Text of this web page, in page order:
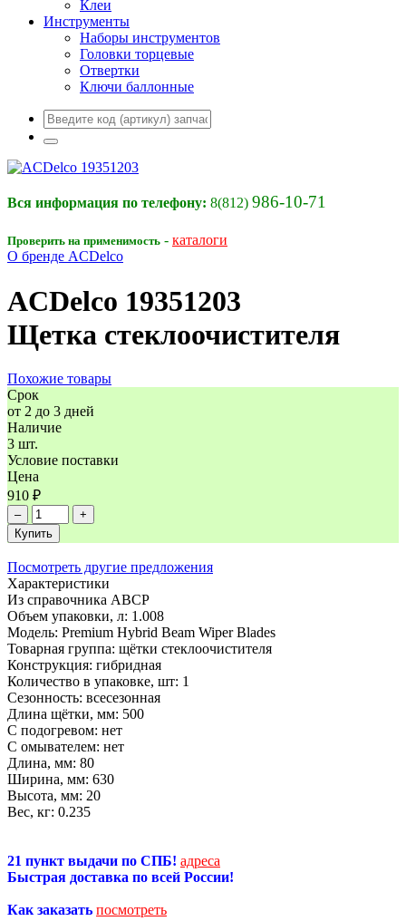
Клеи
Инструменты
Наборы инструментов
Головки торцевые
Отвертки
Ключи баллонные
Вся информация по телефону: 8(812) 986-10-71
Проверить на применимость - каталоги
О бренде ACDelco
ACDelco 19351203
Щетка стеклоочистителя
Похожие товары
Срок
от 2 до 3 дней
Наличие
3 шт.
Условие поставки
Цена
910 ₽
–
+
Купить
Посмотреть другие предложения
Характеристики
Из справочника ABCP
Объем упаковки, л: 1.008
Модель: Premium Hybrid Beam Wiper Blades
Товарная группа: щётки стеклоочистителя
Конструкция: гибридная
Количество в упаковке, шт: 1
Сезонность: всесезонная
Длина щётки, мм: 500
С подогревом: нет
С омывателем: нет
Длина, мм: 80
Ширина, мм: 630
Высота, мм: 20
Вес, кг: 0.235
21 пункт выдачи по СПБ! адреса
Быстрая доставка по всей России!
Как заказать посмотреть